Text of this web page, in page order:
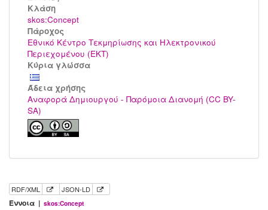
Kλάση
skos:Concept
Πάροχος
Εθνικό Κέντρο Τεκμηρίωσης και Ηλεκτρονικού
Περιεχομένου (ΕΚΤ)
Κύρια γλώσσα
Άδεια χρήσης
Αναφορά Δημιουργού - Παρόμοια Διανομή (CC BY-
SA)
RDF/XML JSON-LD
Έννοια | skos:Concept